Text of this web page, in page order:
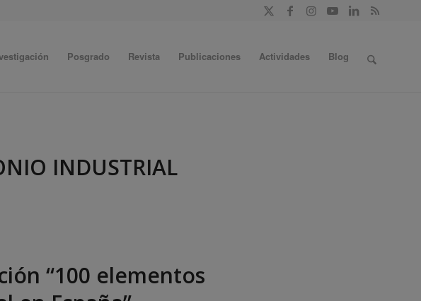
Posgrado Revista Publicaciones Actividades Blog
INDUSTRIAL
“100 elementos